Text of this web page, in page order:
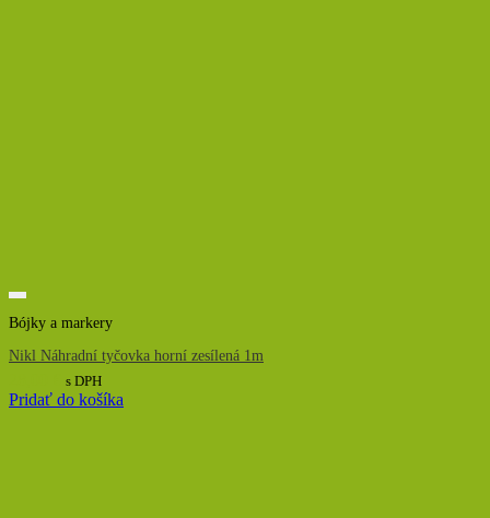
Bójky a markery
Nikl Náhradní tyčovka horní zesílená 1m
s DPH
Pridať do košíka